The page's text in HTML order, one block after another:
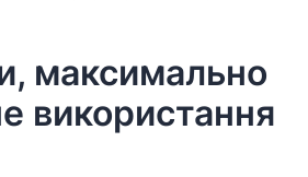
максимально
використання